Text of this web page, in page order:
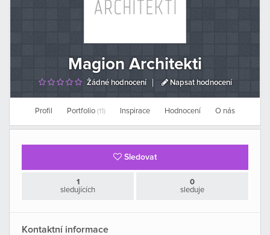
Magion Architekti
Žádné hodnocení Napsat hodnocení
Profil Portfolio (11) Inspirace Hodnocení O nás
Sledovat
1
sledujících
0
sleduje
Kontaktní informace